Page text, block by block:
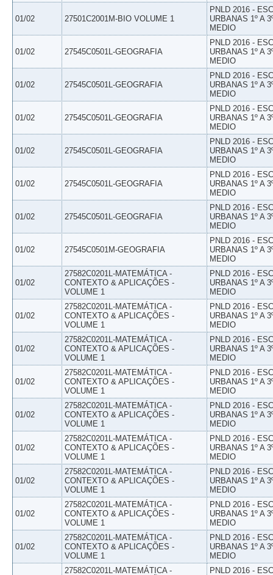
01/02 27501C2001M-BIO VOLUME 1
PNLD 2016 -
URBANAS 1º A
MEDIO
01/02 27545C0501L-GEOGRAFIA
PNLD 2016 -
URBANAS 1º A
MEDIO
01/02 27545C0501L-GEOGRAFIA
PNLD 2016 -
URBANAS 1º A
MEDIO
01/02 27545C0501L-GEOGRAFIA
PNLD 2016 -
URBANAS 1º A
MEDIO
01/02 27545C0501L-GEOGRAFIA
PNLD 2016 -
URBANAS 1º A
MEDIO
01/02 27545C0501L-GEOGRAFIA
PNLD 2016 -
URBANAS 1º A
MEDIO
01/02 27545C0501L-GEOGRAFIA
PNLD 2016 -
URBANAS 1º A
MEDIO
01/02 27545C0501M-GEOGRAFIA
PNLD 2016 -
URBANAS 1º A
MEDIO
01/02
27582C0201L-MATEMÁTICA -
CONTEXTO & APLICAÇÕES -
VOLUME 1
PNLD 2016 -
URBANAS 1º A
MEDIO
01/02
27582C0201L-MATEMÁTICA -
CONTEXTO & APLICAÇÕES -
VOLUME 1
PNLD 2016 -
URBANAS 1º A
MEDIO
01/02
27582C0201L-MATEMÁTICA -
CONTEXTO & APLICAÇÕES -
VOLUME 1
PNLD 2016 -
URBANAS 1º A
MEDIO
01/02
27582C0201L-MATEMÁTICA -
CONTEXTO & APLICAÇÕES -
VOLUME 1
PNLD 2016 -
URBANAS 1º A
MEDIO
01/02
27582C0201L-MATEMÁTICA -
CONTEXTO & APLICAÇÕES -
VOLUME 1
PNLD 2016 -
URBANAS 1º A
MEDIO
01/02
27582C0201L-MATEMÁTICA -
CONTEXTO & APLICAÇÕES -
VOLUME 1
PNLD 2016 -
URBANAS 1º A
MEDIO
01/02
27582C0201L-MATEMÁTICA -
CONTEXTO & APLICAÇÕES -
VOLUME 1
PNLD 2016 -
URBANAS 1º A
MEDIO
01/02
27582C0201L-MATEMÁTICA -
CONTEXTO & APLICAÇÕES -
VOLUME 1
PNLD 2016 -
URBANAS 1º A
MEDIO
01/02
27582C0201L-MATEMÁTICA -
CONTEXTO & APLICAÇÕES -
VOLUME 1
PNLD 2016 -
URBANAS 1º A
MEDIO
27582C0201L-MATEMÁTICA -
PNLD 2016 -